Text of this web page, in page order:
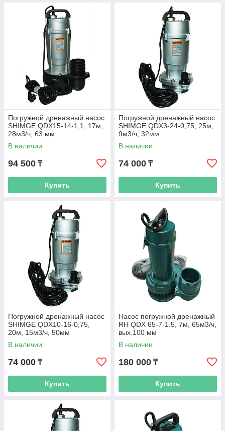
Погружной дренажный насос
SHIMGE QDX15-14-1,1, 17м,
28м3/ч, 63 мм
В наличии
94 500 ₸
Купить
Погружной дренажный насос
SHIMGE QDX3-24-0,75, 25м,
9м3/ч, 32мм
В наличии
74 000 ₸
Купить
Погружной дренажный насос
SHIMGE QDX10-16-0,75,
20м, 15м3/ч, 50мм
В наличии
74 000 ₸
Купить
Насос погружной дренажный
RH QDX 65-7-1.5, 7м, 65м3/ч,
вых.100 мм
В наличии
180 000 ₸
Купить